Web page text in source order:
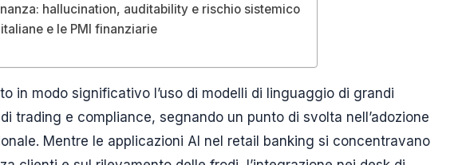
hallucination, auditability e rischio sistemico
e le PMI finanziarie
in modo significativo l’uso di modelli di linguaggio di grandi
trading e compliance, segnando un punto di svolta nell’adozione
Mentre le applicazioni AI nel retail banking si concentravano